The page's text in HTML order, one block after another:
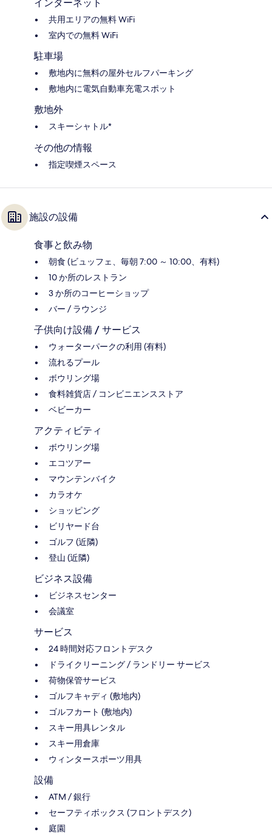
インターネット
共用エリアの無料 WiFi
室内での無料 WiFi
駐車場
敷地内に無料の屋外セルフパーキング
敷地内に電気自動車充電スポット
敷地外
スキーシャトル*
その他の情報
指定喫煙スペース
施設の設備
食事と飲み物
朝食 (ビュッフェ、毎朝 7:00 ～ 10:00、有料)
10 か所のレストラン
3 か所のコーヒーショップ
バー / ラウンジ
子供向け設備 / サービス
ウォーターパークの利用 (有料)
流れるプール
ボウリング場
食料雑貨店 / コンビニエンスストア
ベビーカー
アクティビティ
ボウリング場
エコツアー
マウンテンバイク
カラオケ
ショッピング
ビリヤード台
ゴルフ (近隣)
登山 (近隣)
ビジネス設備
ビジネスセンター
会議室
サービス
24 時間対応フロントデスク
ドライクリーニング / ランドリー サービス
荷物保管サービス
ゴルフキャディ (敷地内)
ゴルフカート (敷地内)
スキー用具レンタル
スキー用倉庫
ウィンタースポーツ用具
設備
ATM / 銀行
セーフティボックス (フロントデスク)
庭園